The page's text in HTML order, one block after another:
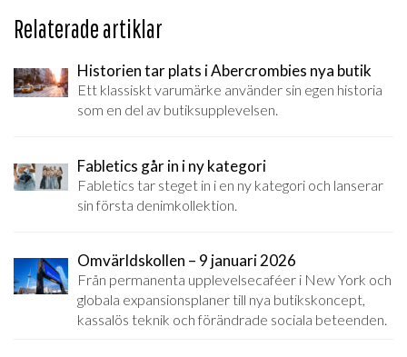
Relaterade artiklar
Historien tar plats i Abercrombies nya butik
Ett klassiskt varumärke använder sin egen historia
som en del av butiksupplevelsen.
Fabletics går in i ny kategori
Fabletics tar steget in i en ny kategori och lanserar
sin första denimkollektion.
Omvärldskollen – 9 januari 2026
Från permanenta upplevelsecaféer i New York och
globala expansionsplaner till nya butikskoncept,
kassalös teknik och förändrade sociala beteenden.